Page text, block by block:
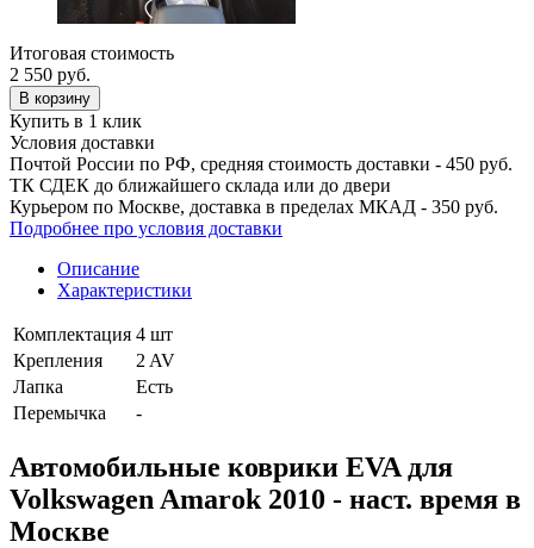
Итоговая стоимость
2 550 руб.
В корзину
Купить в 1 клик
Условия доставки
Почтой России по РФ, средняя стоимость доставки - 450 руб.
ТК СДЕК до ближайшего склада или до двери
Курьером по Москве, доставка в пределах МКАД - 350 руб.
Подробнее про условия доставки
Описание
Характеристики
Комплектация 4 шт
Крепления
2 AV
Лапка
Есть
Перемычка
-
Автомобильные коврики EVA для
Volkswagen Amarok 2010 - наст. время в
Москве